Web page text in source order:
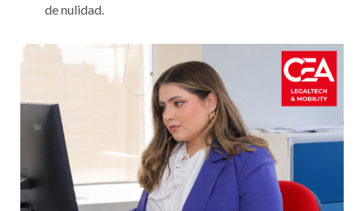
forma, plazos de notificación y posibles motivos